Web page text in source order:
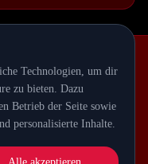
Episode-Recaps FAQ
Feed
Technologien, um dir
zu bieten. Dazu
Betrieb der Seite sowie
personalisierte Inhalte.